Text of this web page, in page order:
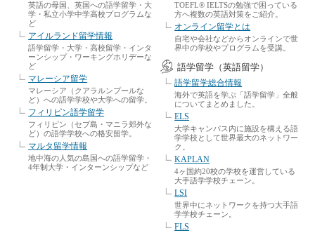
英語の母国、英国への語学留学・大
学・私立小学中学高校プログラムな
ど
アイルランド留学情報
語学留学・大学・高校留学・インタ
ーンシップ・ワーキングホリデーな
ど
マレーシア留学
マレーシア（クアラルンプールな
ど）への語学学校や大学への留学。
フィリピン語学留学
フィリピン（セブ島・マニラ郊外な
ど）の語学学校への格安留学。
マルタ留学情報
地中海の人気の島国への語学留学・
4年制大学・インターンシップなど
TOEFL® IELTSの勉強で困っている
方へ複数の英語対策をご紹介。
オンライン留学とは
自宅や会社などからオンラインで世
界中の学校やプログラムを受講。
語学留学（英語留学）
語学留学総合情報
海外で英語を学ぶ「語学留学」全般
についてまとめました。
ELS
大学キャンパス内に施設を構える語
学学校として世界最大のネットワー
ク。
KAPLAN
4ヶ国約20校の学校を運営している
大手語学学校チェーン。
LSI
世界中にネットワークを持つ大手語
学学校チェーン。
FLS